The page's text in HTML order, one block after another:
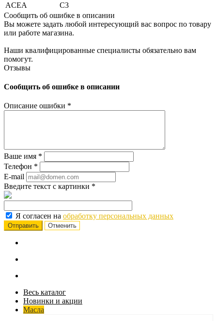
ACEA
C3
Сообщить об ошибке в описании
Вы можете задать любой интересующий вас вопрос по товару
или работе магазина.
Наши квалифицированные специалисты обязательно вам
помогут.
Отзывы
Сообщить об ошибке в описании
Описание ошибки *
Ваше имя *
Телефон *
E-mail
Введите текст с картинки *
Я согласен на обработку персональных данных
Отменить
Весь каталог
Новинки и акции
Масла